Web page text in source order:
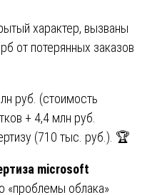
характер, вызваны
от потерянных заказов
руб. (стоимость
+ 4,4 млн руб.
(710 тыс. руб.). 🏆
microsoft
«проблемы облака»